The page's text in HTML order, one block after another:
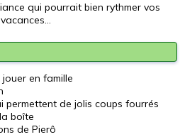
qui pourrait bien rythmer vos
en famille
permettent de jolis coups fourrés
boîte
de Pierô